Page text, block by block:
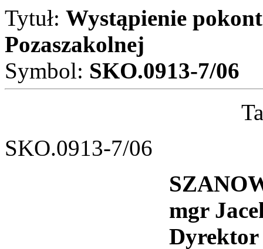
Tytuł: Wystąpienie
Pozaszakolnej
Symbol: SKO.0913-7/06
SKO.0913-7/06
mgr
Dyrektor